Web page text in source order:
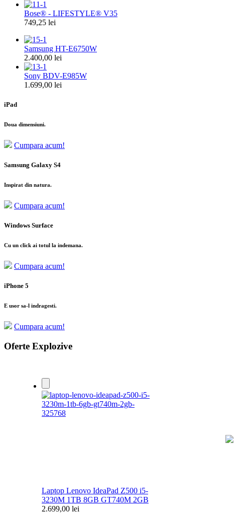
Bose® - LIFESTYLE® V35
749,25 lei
Samsung HT-E6750W
2.400,00 lei
Sony BDV-E985W
1.699,00 lei
iPad
Doua dimensiuni.
Cumpara acum!
Samsung Galaxy S4
Inspirat din natura.
Cumpara acum!
Windows Surface
Cu un click ai totul la indemana.
Cumpara acum!
iPhone 5
E usor sa-l indragesti.
Cumpara acum!
Oferte Explozive
Laptop Lenovo IdeaPad Z500 i5-
3230M 1TB 8GB GT740M 2GB
2.699,00 lei